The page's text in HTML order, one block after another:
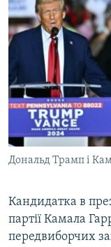
СВІТ
КИТАЙ.ВИКЛИКИ
МУЛЬТИМЕДІА
ФОТО
СПЕЦПРОЄКТИ
ПОДКАСТИ
КРИМ РЕАЛІЇ
УКР
КТАТ
Дональд Трамп і
Кандидатка в
партії Камала
передвиборчих